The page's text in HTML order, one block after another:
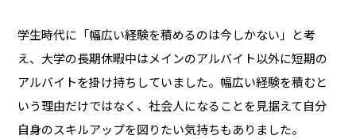
学生時代に「幅広い経験を積めるのは今しかない」と考
え、大学の長期休暇中はメインのアルバイト以外に短期の
アルバイトを掛け持ちしていました。幅広い経験を積むと
いう理由だけではなく、社会人になることを見据えて自分
自身のスキルアップを図りたい気持ちもありました。